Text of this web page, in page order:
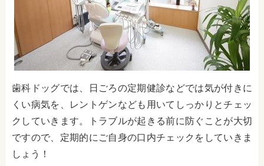
歯科ドッグでは、日ごろの定期健診などでは気が付きに
くい病気を、レントゲンなども用いてしっかりとチェッ
クしていきます。トラブルが起きる前に防ぐことが大切
ですので、定期的にご自身の口内チェックをしていきま
しょう！